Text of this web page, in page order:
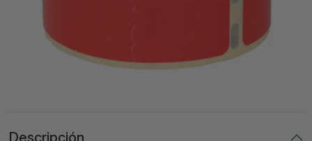
Descripción